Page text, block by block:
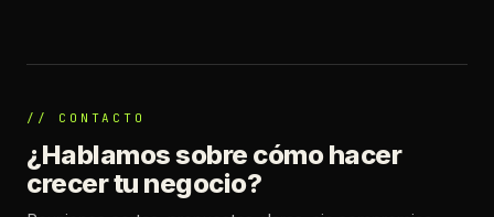
// CONTACTO
¿Hablamos sobre cómo hacer
crecer tu negocio?